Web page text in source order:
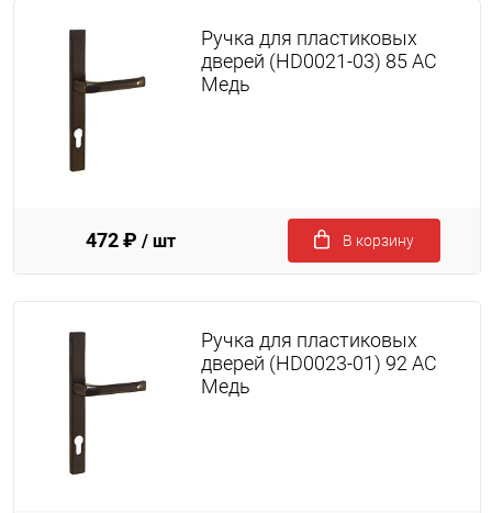
Ручка для пластиковых
дверей (HD0021-03) 85 AC
Медь
472 ₽ / шт В корзину
Ручка для пластиковых
дверей (HD0023-01) 92 AC
Медь